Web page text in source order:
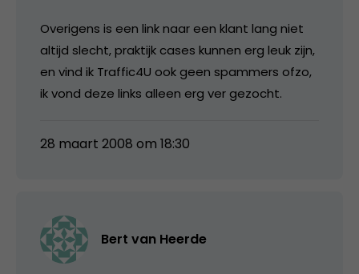
Overigens is een link naar een klant lang niet
altijd slecht, praktijk cases kunnen erg leuk zijn,
en vind ik Traffic4U ook geen spammers ofzo,
ik vond deze links alleen erg ver gezocht.
28 maart 2008 om 18:30
Bert van Heerde